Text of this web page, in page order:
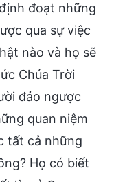
đoạt những
qua sự việc
nào và họ sẽ
Chúa Trời
đảo ngược
quan niệm
tất cả những
Họ có biết